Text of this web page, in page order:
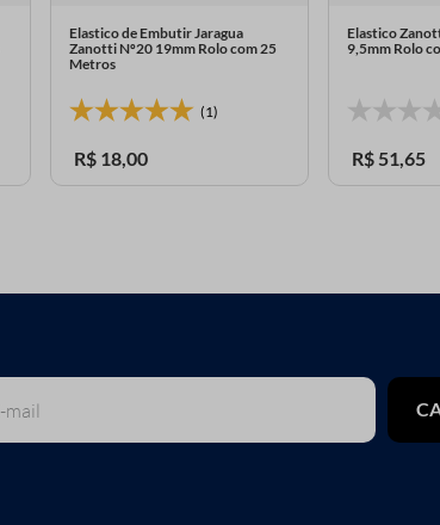
Elastico de Embutir Jaragua
Zanotti Nº20 19mm Rolo com 25
Metros
(1)
R$ 18,00
Elastico
9,5mm Rolo
R$ 51,65